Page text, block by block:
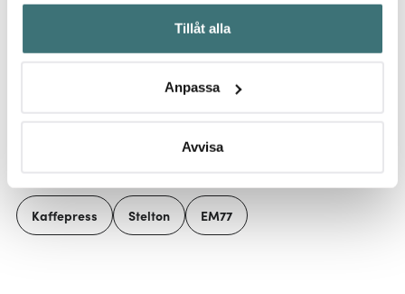
Samla in information om din geografiska plats som
kan ha en noggrannhet på upp till flera meter
Identifiera din enhet genom att aktivt skanna den för
Ta reda på mer om hur dina personliga uppgifter
Du kan ändra eller dra tillbaka ditt samtycke när som
Vi använder cookies för att innehållet och annonserna
ska anpassas efter det som vi tror att du tycker om. Det
Tillåt alla
Anpassa
Avvisa
Låt dig inspireras av våra kunder
Kaffepress Stelton EM77